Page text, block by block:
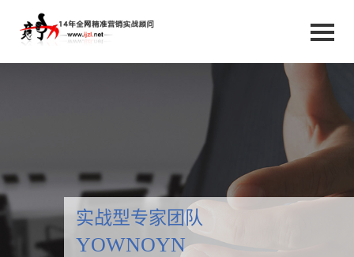
实战型专家团队
全网精准营销倡导者